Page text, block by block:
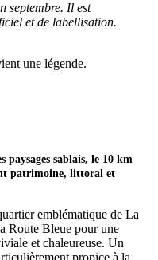
septembre. Il est
et de labellisation.
une légende.
paysages sablais, le 10 km
patrimoine, littoral et
emblématique de La
Route Bleue pour une
et chaleureuse. Un
propice à la